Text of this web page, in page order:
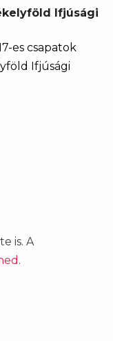
Ifjúsági
es csapatok
Ifjúsági
is. A
.